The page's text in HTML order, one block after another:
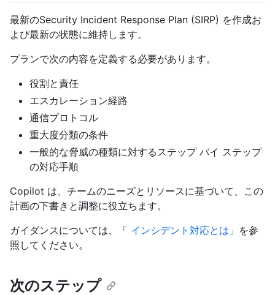
最新のSecurity Incident Response Plan (SIRP) を作成お
よび最新の状態に維持します。
プランで次の内容を定義する必要があります。
役割と責任
エスカレーション経路
通信プロトコル
重大度分類の条件
一般的な脅威の種類に対するステップ バイ ステップ
の対応手順
Copilot は、チームのニーズとリソースに基づいて、この
計画の下書きと調整に役立ちます。
ガイダンスについては、「 インシデント対応とは」 を参
照してください。
次のステップ